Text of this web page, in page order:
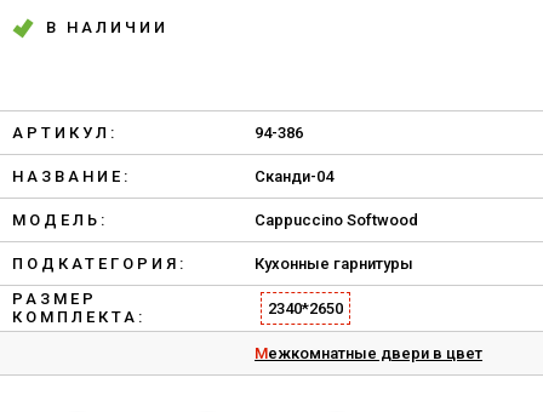
В НАЛИЧИИ
АРТИКУЛ: 94-386
НАЗВАНИЕ: Сканди-04
МОДЕЛЬ: Cappuccino Softwood
ПОДКАТЕГОРИЯ:
Кухонные гарнитуры
РАЗМЕР
КОМПЛЕКТА:
2340*2650
Межкомнатные двери в цвет